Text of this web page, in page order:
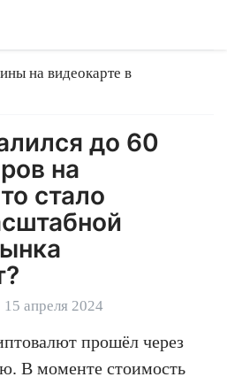
на видеокарте в
до 60
на
стало
15 апреля 2024
прошёл через
В моменте стоимость